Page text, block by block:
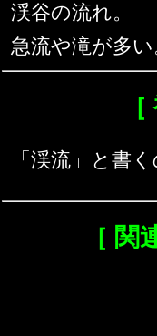
渓谷の流れ。
急流や滝が多い
「渓流」と書
［ 関